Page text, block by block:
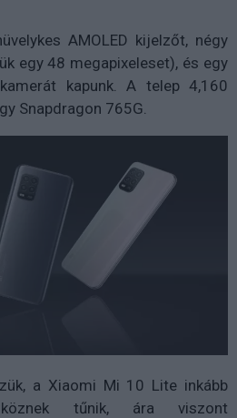
AMOLED kijelzőt, négy
egy 48 megapixeleset), és egy
kapunk. A telep 4,160
Snapdragon 765G.
a Xiaomi Mi 10 Lite inkább
tűnik, ára viszont